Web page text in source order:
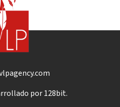
por128bit.